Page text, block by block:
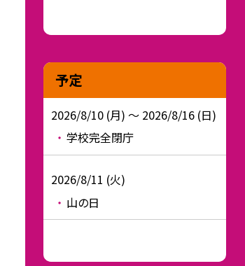
予定
2026/8/10 (月) ～ 2026/8/16 (日)
学校完全閉庁
2026/8/11 (火)
山の日